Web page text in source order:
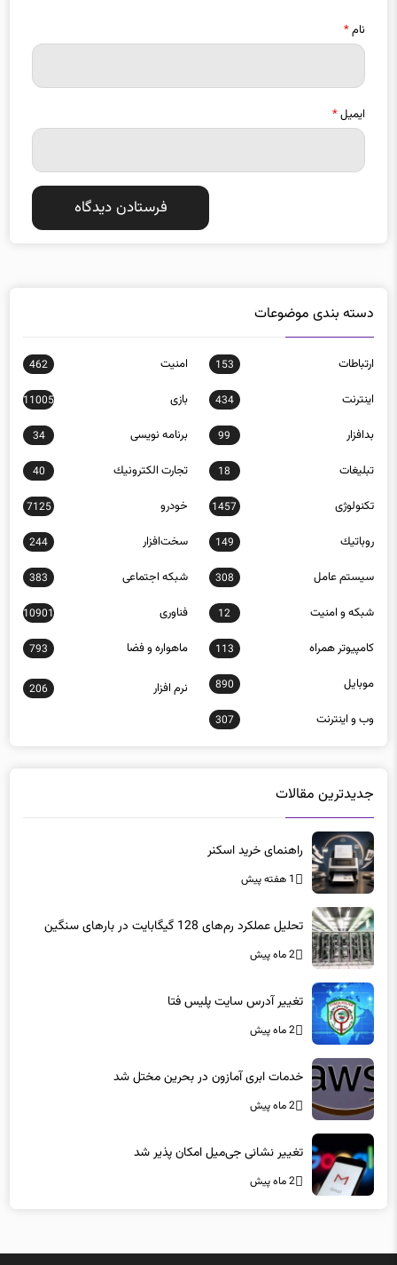
ایمیل*
ارتباطات
اينترنت 434 بازی 11005
بدافزار 99 برنامه نويسی 34
تبلیغات 18 تجارت الكترونيك 40
تکنولوژی 1457 خودرو 7125
روباتيك 149 سخت‌افزار 244
سيستم عامل 308 شبكه اجتماعی 383
شبكه و امنيت 12 فناوری 10901
كامپيوتر همراه 113 ماهواره و فضا 793
موبايل 890
206
وب و اينترنت 307
راهنمای خرید اسکنر
1 هفته پیش
2 ماه پیش
2 ماه پیش
2 ماه پیش
2 ماه پیش
میزبانی درهاست لاراولفاماسرور